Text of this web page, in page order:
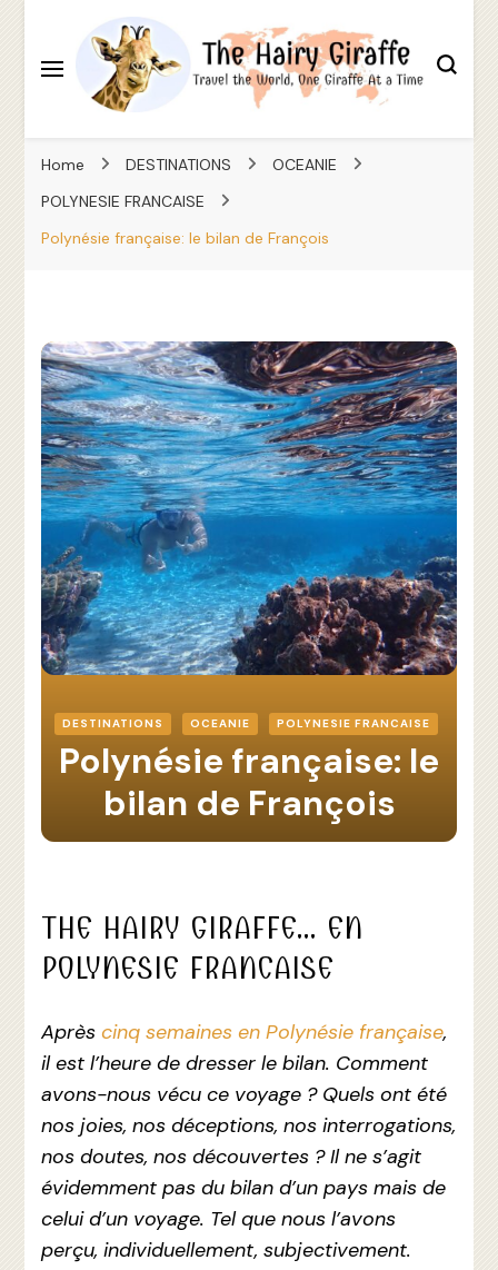
The Hairy Giraffe
Home
DESTINATIONS
OCEANIE
POLYNESIE FRANCAISE
Polynésie française: le bilan de François
DESTINATIONS OCEANIE POLYNESIE FRANCAISE
Polynésie française: le
bilan de François
THE HAIRY GIRAFFE… EN
POLYNESIE FRANCAISE
Aprèscinq semaines en Polynésie française,
il est l’heure de dresser le bilan. Comment
avons-nous vécu ce voyage ? Quels ont été
nos joies, nos déceptions, nos interrogations,
nos doutes, nos découvertes ? Il ne s’agit
évidemment pas du bilan d’un pays mais de
celui d’un voyage. Tel que nous l’avons
perçu, individuellement, subjectivement.